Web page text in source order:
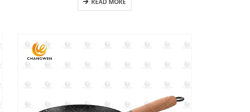
READ MORE